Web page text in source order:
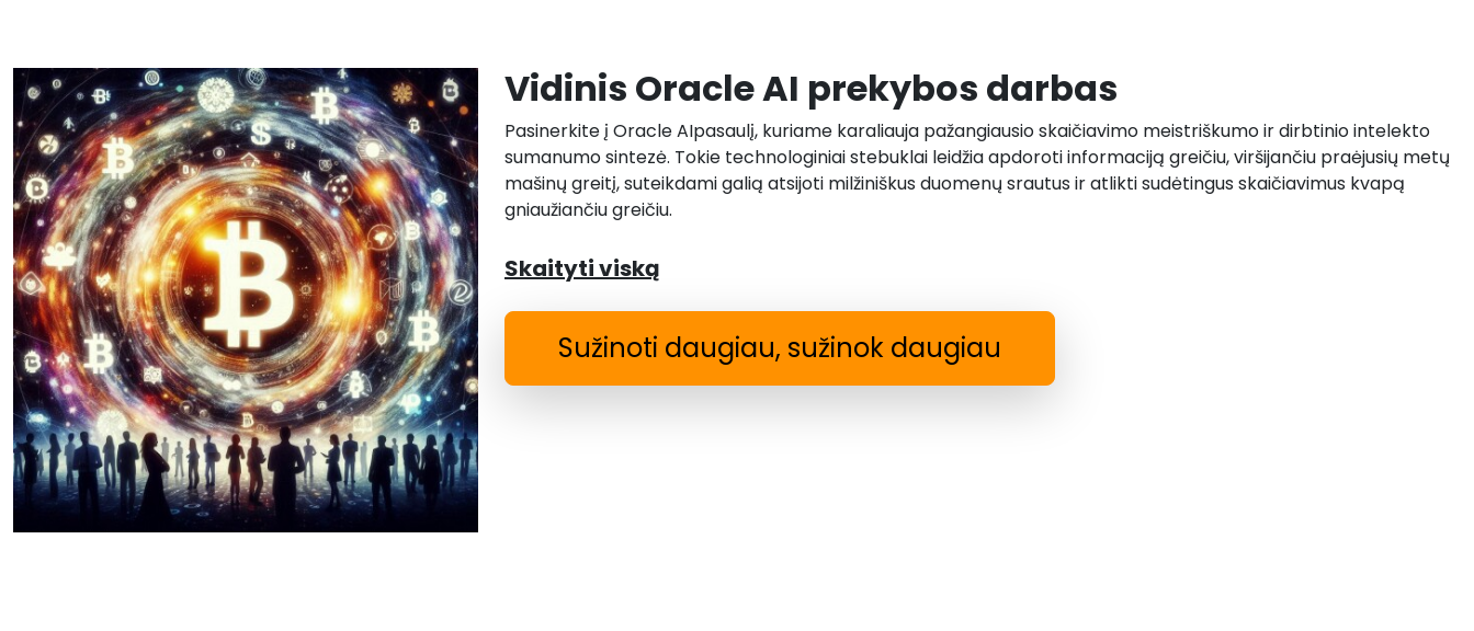
Vidinis Oracle AI prekybos darbas
Pasinerkite į Oracle AIpasaulį, kuriame karaliauja pažangiausio skaičiavimo meistriškumo ir dirbtinio intelekto
sumanumo sintezė. Tokie technologiniai stebuklai leidžia apdoroti informaciją greičiu, viršijančiu praėjusių metų
mašinų greitį, suteikdami galią atsijoti milžiniškus duomenų srautus ir atlikti sudėtingus skaičiavimus kvapą
gniaužiančiu greičiu.
Skaityti viską
Sužinoti daugiau, sužinok daugiau